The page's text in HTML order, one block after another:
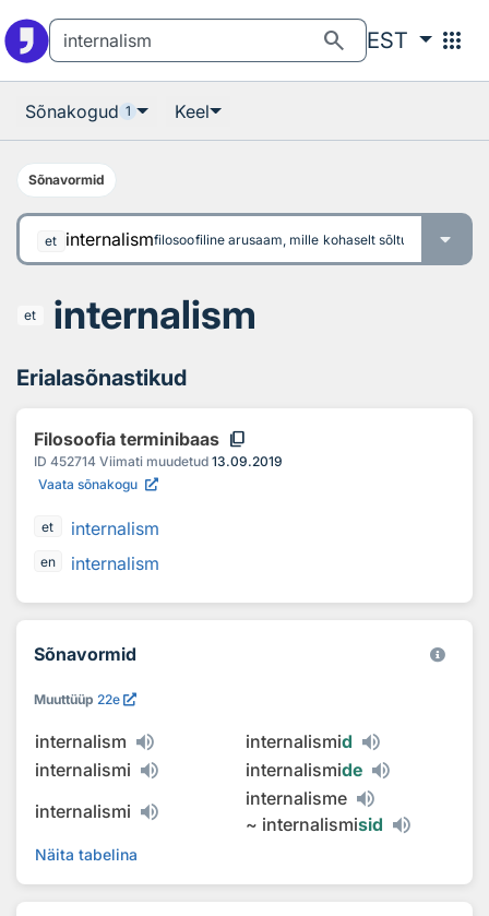
search EST apps
Sõnakogud 1 Keel
Sõnavormid
et internalismfilosoofiline arusaam, mille kohaselt sõltub vaimne
et internalism
Erialasõnastikud
Filosoofia terminibaas content_copy
ID 452714 Viimati muudetud 13.09.2019
Vaata sõnakogu
et internalism
en internalism
Sõnavormid
Muuttüüp 22e
internalism internalismid
internalismi
internalismide
internalismi
internalisme
~ internalismisid
Näita tabelina